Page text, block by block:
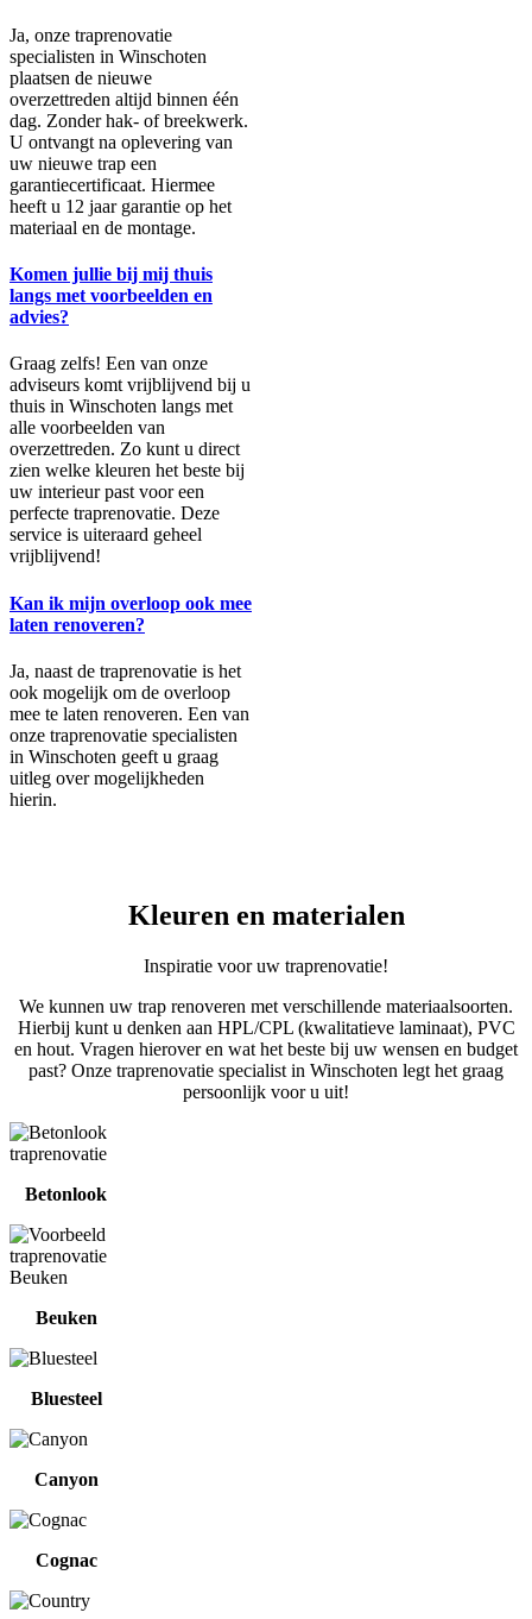
Ja, onze traprenovatie
specialisten in Winschoten
plaatsen de nieuwe
overzettreden altijd binnen één
dag. Zonder hak- of breekwerk.
U ontvangt na oplevering van
uw nieuwe trap een
garantiecertificaat. Hiermee
heeft u 12 jaar garantie op het
materiaal en de montage.
Komen jullie bij mij thuis
langs met voorbeelden en
advies?
Graag zelfs! Een van onze
adviseurs komt vrijblijvend bij u
thuis in Winschoten langs met
alle voorbeelden van
overzettreden. Zo kunt u direct
zien welke kleuren het beste bij
uw interieur past voor een
perfecte traprenovatie. Deze
service is uiteraard geheel
vrijblijvend!
Kan ik mijn overloop ook mee
laten renoveren?
Ja, naast de traprenovatie is het
ook mogelijk om de overloop
mee te laten renoveren. Een van
onze traprenovatie specialisten
in Winschoten geeft u graag
uitleg over mogelijkheden
hierin.
Kleuren en materialen
Inspiratie voor uw traprenovatie!
We kunnen uw trap renoveren met verschillende materiaalsoorten.
Hierbij kunt u denken aan HPL/CPL (kwalitatieve laminaat), PVC
en hout. Vragen hierover en wat het beste bij uw wensen en budget
past? Onze traprenovatie specialist in Winschoten legt het graag
persoonlijk voor u uit!
Betonlook
Beuken
Bluesteel
Canyon
Cognac